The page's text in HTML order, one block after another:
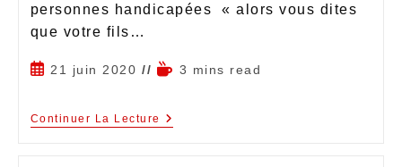
personnes handicapées « alors vous dites
que votre fils…
21 juin 2020 3 mins read
Continuer La Lecture